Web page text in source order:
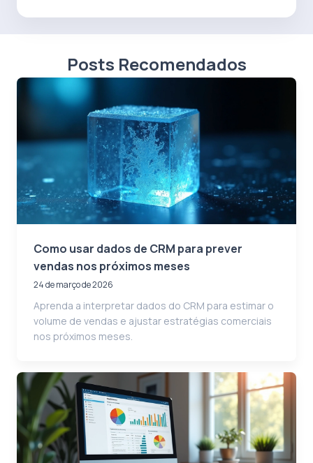
Posts Recomendados
Como usar dados de CRM para prever
vendas nos próximos meses
24 de março de 2026
Aprenda a interpretar dados do CRM para estimar o
volume de vendas e ajustar estratégias comerciais
nos próximos meses.